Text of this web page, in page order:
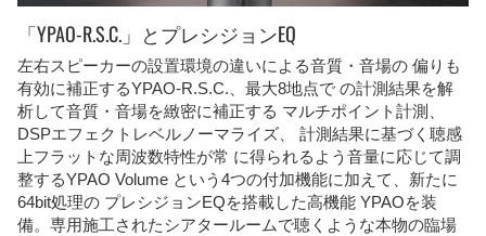
「YPAO-R.S.C.」とプレシジョンEQ
左右スピーカーの設置環境の違いによる音質・音場の 偏りも
有効に補正するYPAO-R.S.C.、最大8地点で の計測結果を解
析して音質・音場を緻密に補正する マルチポイント計測、
DSPエフェクトレベルノーマライズ、 計測結果に基づく聴感
上フラットな周波数特性が常 に得られるよう音量に応じて調
整するYPAO Volume という4つの付加機能に加えて、新たに
64bit処理の プレシジョンEQを搭載した高機能 YPAOを装
備。専用施工されたシアタールームで聴くような本物の臨場